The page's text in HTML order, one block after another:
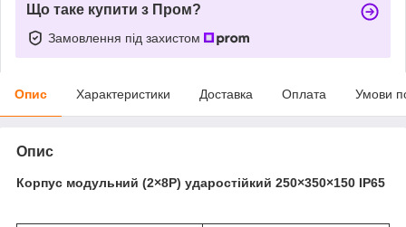
Що таке купити з Пром?
Замовлення під захистом
Опис Характеристики Доставка Оплата Умови
Опис
Корпус модульний (2×8Р) ударостійкий 250×350×150 IP65